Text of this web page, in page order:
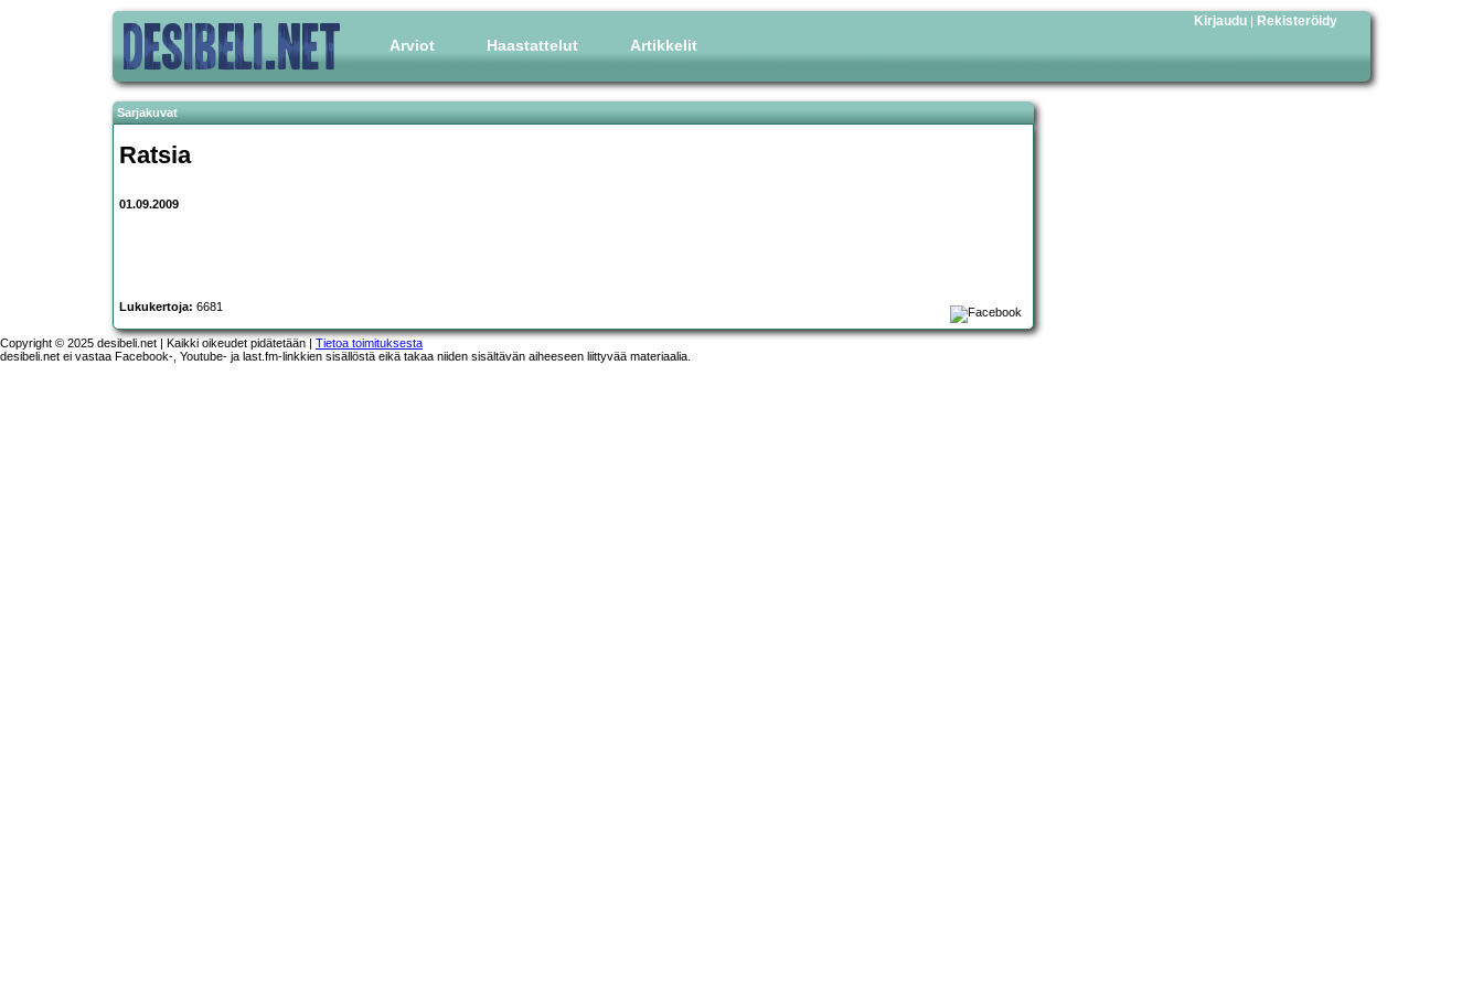
Arviot Haastattelut Artikkelit
Kirjaudu | Rekisteröidy
Sarjakuvat
Ratsia
01.09.2009
Lukukertoja: 6681
Copyright © 2025 desibeli.net | Kaikki oikeudet pidätetään | Tietoa toimituksesta
desibeli.net ei vastaa Facebook-, Youtube- ja last.fm-linkkien sisällöstä eikä takaa niiden sisältävän aiheeseen liittyvää materiaalia.